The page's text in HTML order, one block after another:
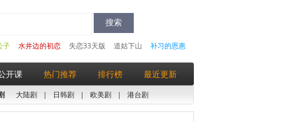
补习的恩惠
道姑下山
失恋33天版
水井边的初恋
子
开课 热门推荐 排行榜 最近更新
大陆剧 | 日韩剧 | 欧美剧 | 港台剧